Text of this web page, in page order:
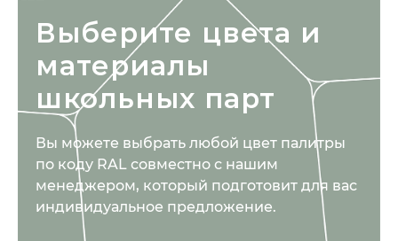
Выберите цвета и
материалы
школьных парт
Вы можете выбрать любой цвет палитры
по коду RAL совместно с нашим
менеджером, который подготовит для вас
индивидуальное предложение.